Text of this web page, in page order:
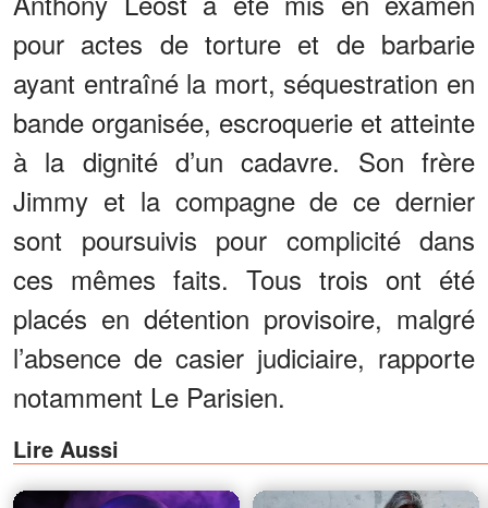
pour actes de torture et de barbarie
ayant entraîné la mort, séquestration en
bande organisée, escroquerie et atteinte
à la dignité d’un cadavre. Son frère
Jimmy et la compagne de ce dernier
sont poursuivis pour complicité dans
ces mêmes faits. Tous trois ont été
placés en détention provisoire, malgré
l’absence de casier judiciaire, rapporte
notamment Le Parisien.
Lire Aussi